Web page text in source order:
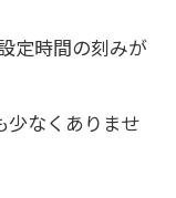
定時間の刻みが
少なくありませ